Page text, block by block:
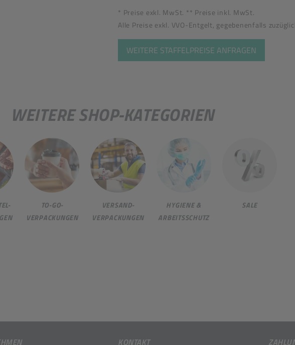
* Preise exkl. MwSt. ** Preise inkl. MwSt.
Alle Preise exkl. VVO-Entgelt, gegebenenfalls
WEITERE STAFFELPREISE ANFRAGEN
WEITERE SHOP-KATEGORIEN
TO-GO-
VERPACKUNGEN
VERSAND-
VERPACKUNGEN
HYGIENE &
ARBEITSSCHUTZ
SALE
KONTAKT